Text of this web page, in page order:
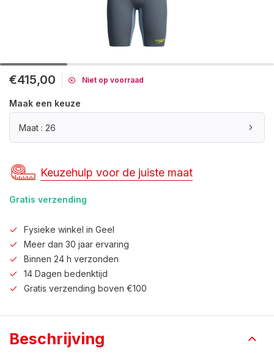
€415,00 Niet op voorraad
Maak een keuze
Maat : 26
Keuzehulp voor de juiste maat
Gratis verzending
Fysieke winkel in Geel
Meer dan 30 jaar ervaring
Binnen 24 h verzonden
14 Dagen bedenktijd
Gratis verzending boven €100
Beschrijving